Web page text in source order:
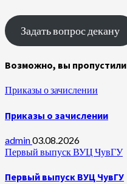
Задать вопрос декану
Возможно, вы пропустили
Приказы о зачислении
Приказы о зачислении
admin03.08.2026
Первый выпуск ВУЦ ЧувГУ
Первый выпуск ВУЦ ЧувГУ